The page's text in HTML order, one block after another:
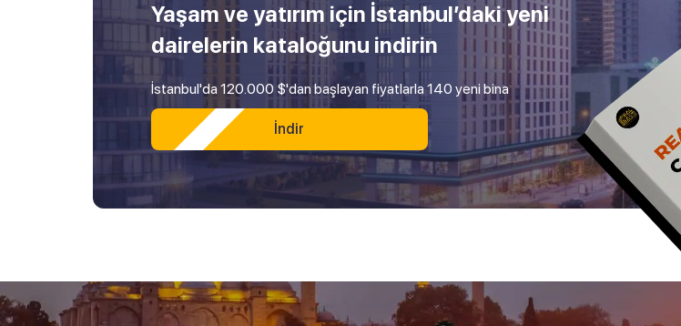
Yaşam ve yatırım için İstanbul’daki yeni
dairelerin kataloğunu indirin
İstanbul'da 120.000 $'dan başlayan fiyatlarla 140 yeni bina
İndir